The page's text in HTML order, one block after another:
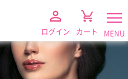
MENU
ログイン カート